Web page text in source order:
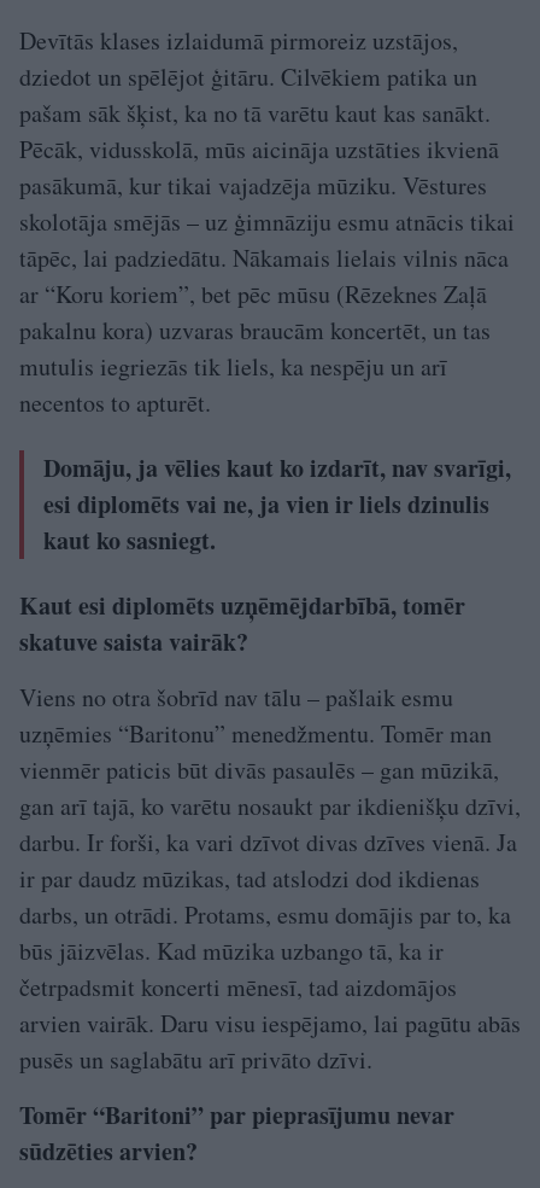
Devītās klases izlaidumā pirmoreiz uzstājos,
dziedot un spēlējot ģitāru. Cilvēkiem patika un
pašam sāk šķist, ka no tā varētu kaut kas sanākt.
Pēcāk, vidusskolā, mūs aicināja uzstāties ikvienā
pasākumā, kur tikai vajadzēja mūziku. Vēstures
skolotāja smējās – uz ģimnāziju esmu atnācis tikai
tāpēc, lai padziedātu. Nākamais lielais vilnis nāca
ar “Koru koriem”, bet pēc mūsu (Rēzeknes Zaļā
pakalnu kora) uzvaras braucām koncertēt, un tas
mutulis iegriezās tik liels, ka nespēju un arī
necentos to apturēt.
Domāju, ja vēlies kaut ko izdarīt, nav svarīgi,
esi diplomēts vai ne, ja vien ir liels dzinulis
kaut ko sasniegt.
Kaut esi diplomēts uzņēmējdarbībā, tomēr
skatuve saista vairāk?
Viens no otra šobrīd nav tālu – pašlaik esmu
uzņēmies “Baritonu” menedžmentu. Tomēr man
vienmēr paticis būt divās pasaulēs – gan mūzikā,
gan arī tajā, ko varētu nosaukt par ikdienišķu dzīvi,
darbu. Ir forši, ka vari dzīvot divas dzīves vienā. Ja
ir par daudz mūzikas, tad atslodzi dod ikdienas
darbs, un otrādi. Protams, esmu domājis par to, ka
būs jāizvēlas. Kad mūzika uzbango tā, ka ir
četrpadsmit koncerti mēnesī, tad aizdomājos
arvien vairāk. Daru visu iespējamo, lai pagūtu abās
pusēs un saglabātu arī privāto dzīvi.
Tomēr “Baritoni” par pieprasījumu nevar
sūdzēties arvien?